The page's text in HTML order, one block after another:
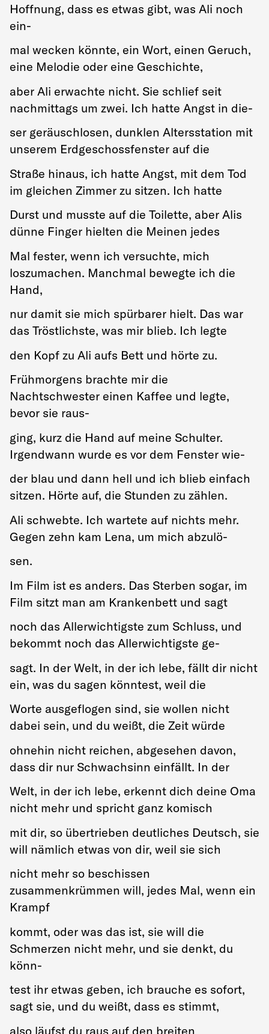
Hoffnung, dass es etwas gibt, was Ali noch
ein-
mal wecken könnte, ein Wort, einen Geruch,
eine Melodie oder eine Geschichte,
aber Ali erwachte nicht. Sie schlief seit
nachmittags um zwei. Ich hatte Angst in die-
ser geräuschlosen, dunklen Altersstation mit
unserem Erdgeschossfenster auf die
Straße hinaus, ich hatte Angst, mit dem Tod
im gleichen Zimmer zu sitzen. Ich hatte
Durst und musste auf die Toilette, aber Alis
dünne Finger hielten die Meinen jedes
Mal fester, wenn ich versuchte, mich
loszumachen. Manchmal bewegte ich die
Hand,
nur damit sie mich spürbarer hielt. Das war
das Tröstlichste, was mir blieb. Ich legte
den Kopf zu Ali aufs Bett und hörte zu.
Frühmorgens brachte mir die
Nachtschwester einen Kaffee und legte,
bevor sie raus-
ging, kurz die Hand auf meine Schulter.
Irgendwann wurde es vor dem Fenster wie-
der blau und dann hell und ich blieb einfach
sitzen. Hörte auf, die Stunden zu zählen.
Ali schwebte. Ich wartete auf nichts mehr.
Gegen zehn kam Lena, um mich abzulö-
sen.
Im Film ist es anders. Das Sterben sogar, im
Film sitzt man am Krankenbett und sagt
noch das Allerwichtigste zum Schluss, und
bekommt noch das Allerwichtigste ge-
sagt. In der Welt, in der ich lebe, fällt dir nicht
ein, was du sagen könntest, weil die
Worte ausgeflogen sind, sie wollen nicht
dabei sein, und du weißt, die Zeit würde
ohnehin nicht reichen, abgesehen davon,
dass dir nur Schwachsinn einfällt. In der
Welt, in der ich lebe, erkennt dich deine Oma
nicht mehr und spricht ganz komisch
mit dir, so übertrieben deutliches Deutsch, sie
will nämlich etwas von dir, weil sie sich
nicht mehr so beschissen
zusammenkrümmen will, jedes Mal, wenn ein
Krampf
kommt, oder was das ist, sie will die
Schmerzen nicht mehr, und sie denkt, du
könn-
test ihr etwas geben, ich brauche es sofort,
sagt sie, und du weißt, dass es stimmt,
also läufst du raus auf den breiten